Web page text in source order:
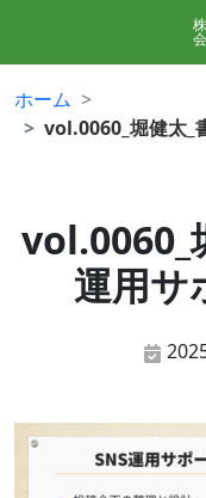
ホーム
vol.0060_堀健太_
vol.0060_
運用サ